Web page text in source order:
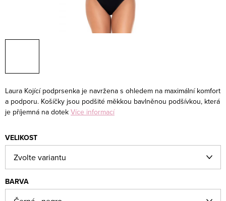
Laura Kojící podprsenka je navržena s ohledem na maximální komfort
a podporu. Košíčky jsou podšité měkkou bavlněnou podšívkou, která
je příjemná na dotek Více informací
VELIKOST
BARVA